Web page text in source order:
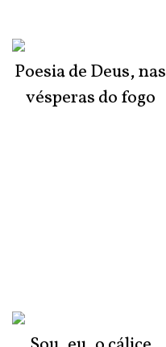
Poesia de Deus, nas
vésperas do fogo